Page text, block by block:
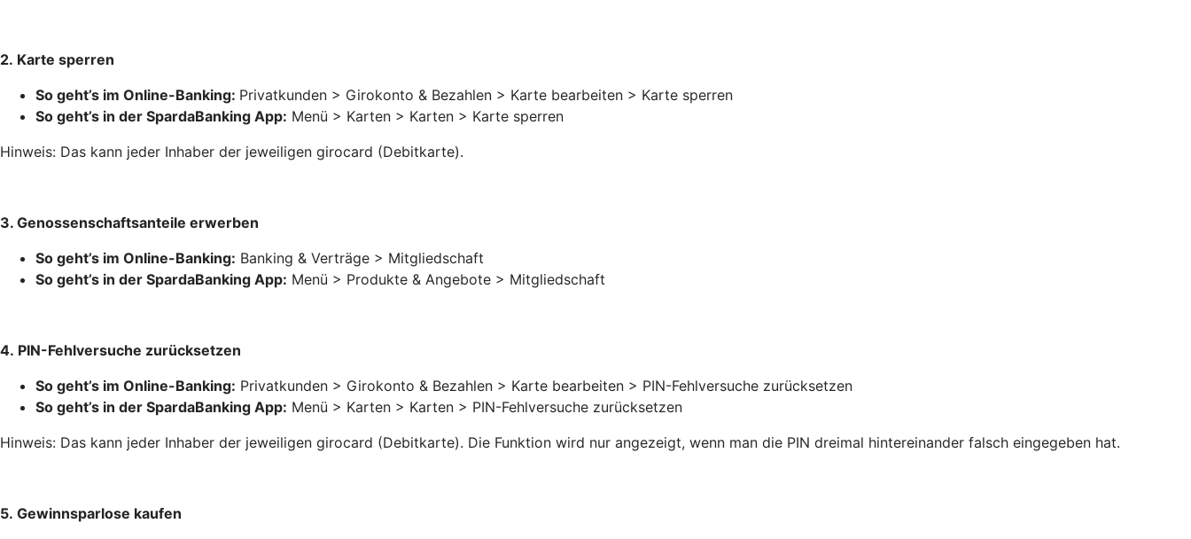
2. Karte sperren
So geht’s im Online-Banking: Privatkunden > Girokonto & Bezahlen > Karte bearbeiten > Karte sperren
So geht’s in der SpardaBanking App: Menü > Karten > Karten > Karte sperren
Hinweis: Das kann jeder Inhaber der jeweiligen girocard (Debitkarte).
3. Genossenschaftsanteile erwerben
So geht’s im Online-Banking: Banking & Verträge > Mitgliedschaft
So geht’s in der SpardaBanking App: Menü > Produkte & Angebote > Mitgliedschaft
4. PIN-Fehlversuche zurücksetzen
So geht’s im Online-Banking: Privatkunden > Girokonto & Bezahlen > Karte bearbeiten > PIN-Fehlversuche zurücksetzen
So geht’s in der SpardaBanking App: Menü > Karten > Karten > PIN-Fehlversuche zurücksetzen
Hinweis: Das kann jeder Inhaber der jeweiligen girocard (Debitkarte). Die Funktion wird nur angezeigt, wenn man die PIN dreimal hintereinander falsch eingegeben hat.
5. Gewinnsparlose kaufen